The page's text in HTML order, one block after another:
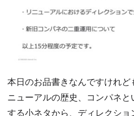
本日のお品書きなんですけれど
ニューアルの歴史、コンパネと
する小ネタから、ディレクショ